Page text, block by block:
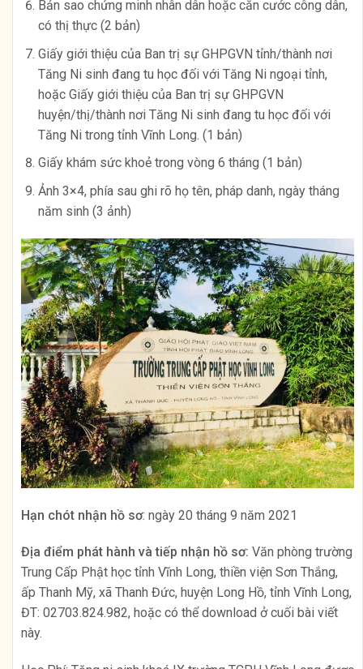
Bản sao chứng minh nhân dân hoặc căn cước công dân,
có thị thực (2 bản)
Giấy giới thiệu của Ban trị sự GHPGVN tỉnh/thành nơi
Tăng Ni sinh đang tu học đối với Tăng Ni ngoại tỉnh,
hoặc Giấy giới thiệu của Ban trị sự GHPGVN
huyện/thị/thành nơi Tăng Ni sinh đang tu học đối với
Tăng Ni trong tỉnh Vĩnh Long. (1 bản)
Giấy khám sức khoẻ trong vòng 6 tháng (1 bản)
Ảnh 3×4, phía sau ghi rõ họ tên, pháp danh, ngày tháng
năm sinh (3 ảnh)
Hạn chót nhận hồ sơ: ngày 20 tháng 9 năm 2021
Địa điểm phát hành và tiếp nhận hồ sơ: Văn phòng trường
Trung Cấp Phật học tỉnh Vĩnh Long, thiền viện Sơn Thắng,
ấp Thanh Mỹ, xã Thanh Đức, huyện Long Hồ, tỉnh Vĩnh Long,
ĐT: 02703.824.982, hoặc có thể download ở cuối bài viết
này.